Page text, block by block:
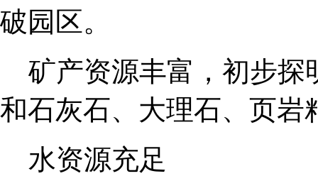
破园区。
矿产资源丰富，初步探
和石灰石、大理石、页岩
水资源充足